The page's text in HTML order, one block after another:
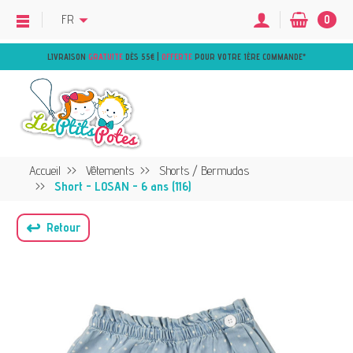
LIVRAISON GRATUITE DÈS 55€ | OFFERTE POUR VOTRE 1ÈRE COMMANDE*
FR 0
Accueil Vêtements
Shorts / Bermudas
Short - LOSAN - 6 ans (116)
↩ Retour